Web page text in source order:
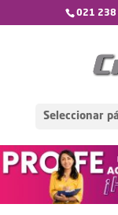
021 238
Seleccionar